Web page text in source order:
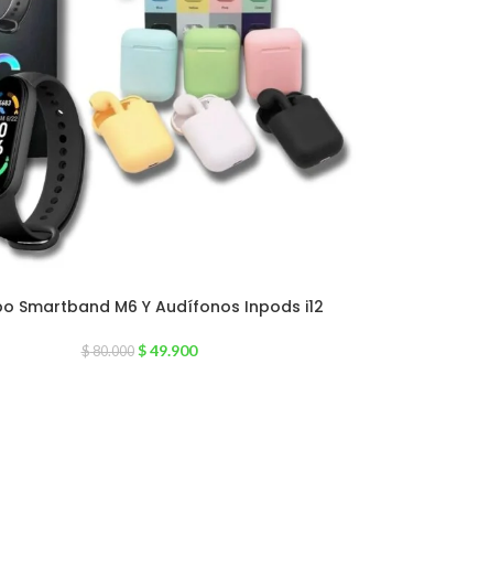
Smartband M6 Y Audífonos Inpods i12
$80.000 $49.900